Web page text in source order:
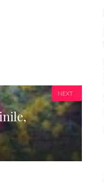
NEXT